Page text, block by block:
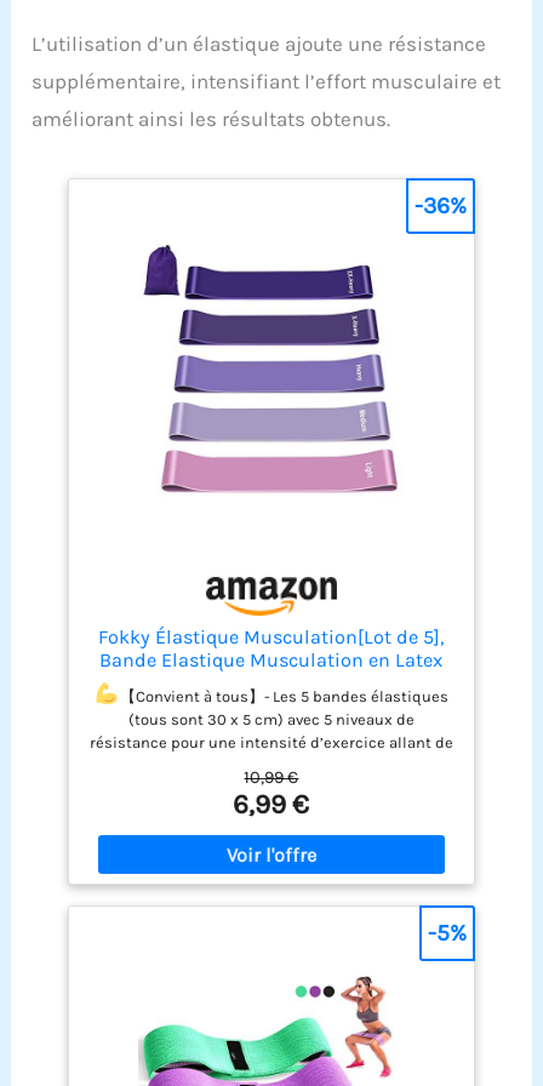
L’utilisation d’un élastique ajoute une résistance
supplémentaire, intensifiant l’effort musculaire et
améliorant ainsi les résultats obtenus.
Fokky Élastique Musculation[Lot de 5],
Bande Elastique Musculation en Latex
【Convient à tous】- Les 5 bandes élastiques
(tous sont 30 x 5 cm) avec 5 niveaux de
résistance pour une intensité d’exercice allant de
Que vous soyez un athlète chevronné ou un
débutant, vous pouvez choisir celui qui vous
convient en fonction du niveau d’entraînement
【Sûr et durable】- Les bandes de
fitness sont faites de matériau résistant. Les
matériaux de haute qualité offrent une parfaite
résistance à la déchirure. Le meilleur choix pour
【Multifonctionnel】- La
bande de résistance élastique est parfaite pour la
condition physique, la perte de poids, la
musculation et plus encore. Améliorez votre force
abdominale avec des exercices qui renforcent
votre poitrine, votre dos, vos épaules, vos bras et
10,99 €
6,99 €
-36%
-5%